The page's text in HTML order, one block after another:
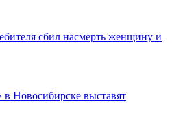
сбил насмерть женщину и
Новосибирске выставят